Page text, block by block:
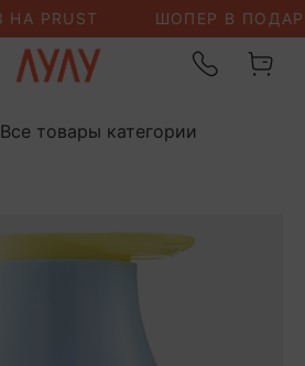
Все товары категории